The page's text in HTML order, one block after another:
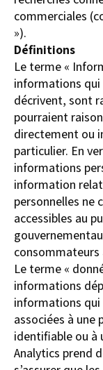
commerciales
»).
Définitions
Le terme «
informations
décrivent, sont
pourraient
directement ou
particulier. En
informations
information
personnelles ne
accessibles au
consommateurs
Le terme «
informations
informations qui
associées à une
identifiable ou à
Analytics prend